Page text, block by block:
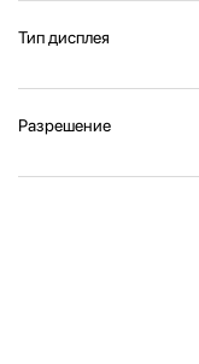
Тип дисплея
Разрешение